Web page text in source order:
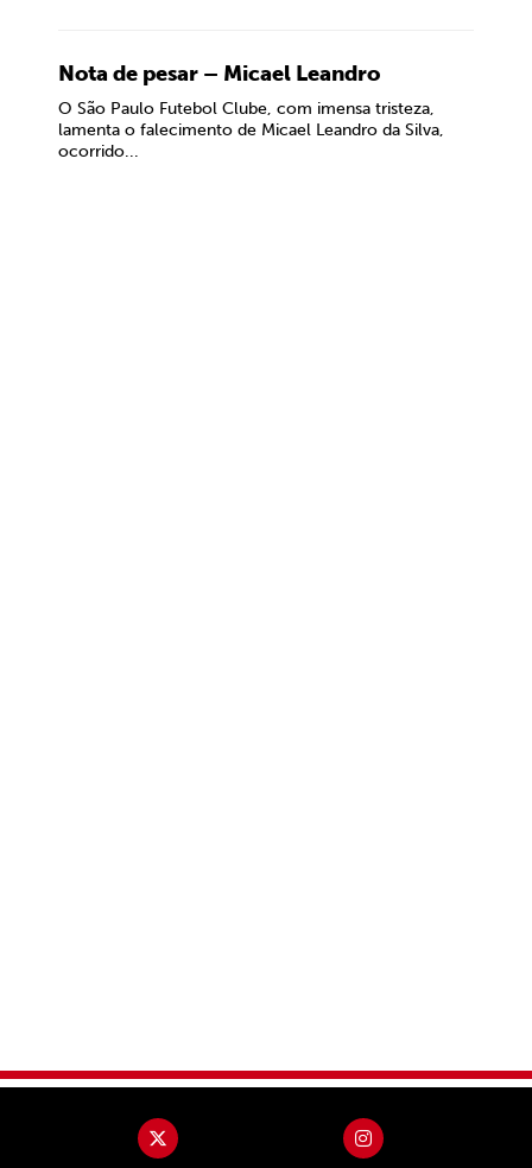
Nota de pesar – Micael Leandro
O São Paulo Futebol Clube, com imensa tristeza,
lamenta o falecimento de Micael Leandro da Silva,
ocorrido...